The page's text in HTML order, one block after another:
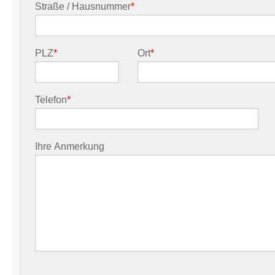
Straße / Hausnummer*
PLZ* Ort*
Telefon*
Ihre Anmerkung